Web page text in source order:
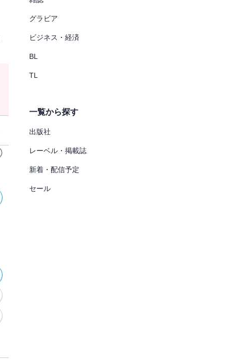
グラビア
ビジネス・経済
BL
TL
一覧から探す
出版社
レーベル・掲載誌
新着・配信予定
セール